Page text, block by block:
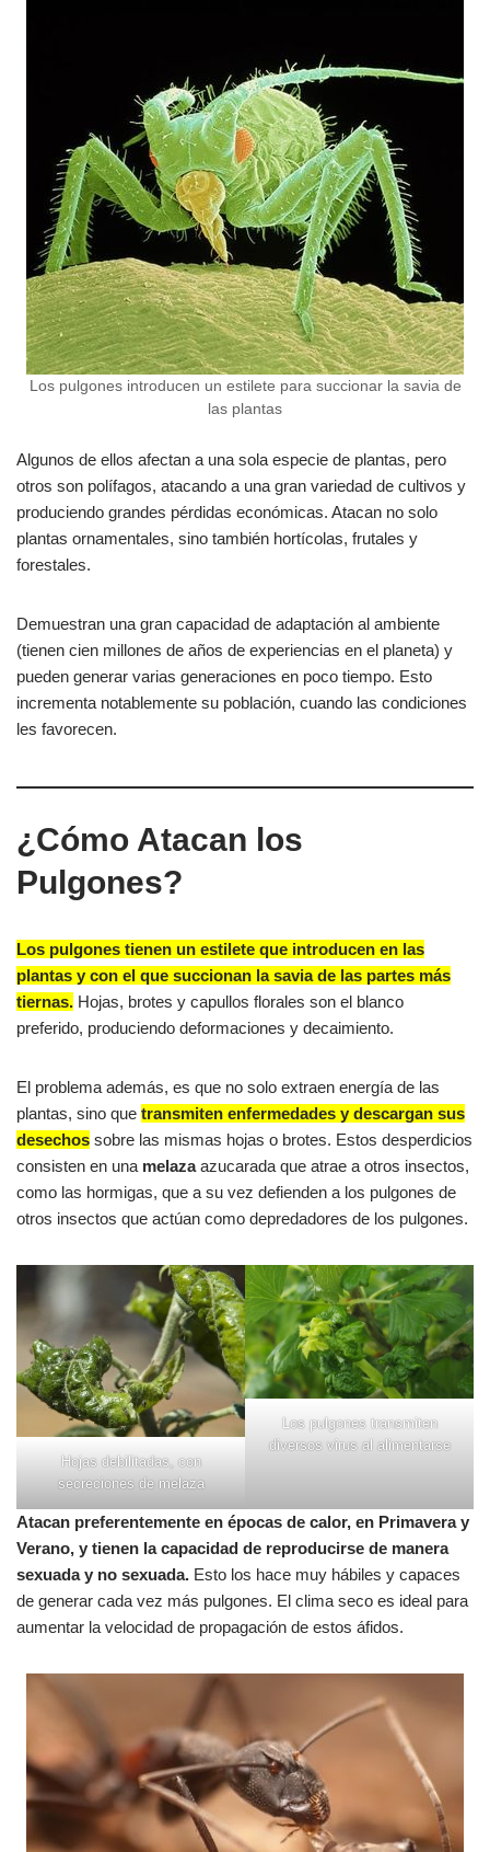
Los pulgones introducen un estilete para succionar la savia de
las plantas
Algunos de ellos afectan a una sola especie de plantas, pero
otros son polífagos, atacando a una gran variedad de cultivos y
produciendo grandes pérdidas económicas. Atacan no solo
plantas ornamentales, sino también hortícolas, frutales y
forestales.
Demuestran una gran capacidad de adaptación al ambiente
(tienen cien millones de años de experiencias en el planeta) y
pueden generar varias generaciones en poco tiempo. Esto
incrementa notablemente su población, cuando las condiciones
les favorecen.
¿Cómo Atacan los
Pulgones?
Los pulgones tienen un estilete que introducen en las
plantas y con el que succionan la savia de las partes más
tiernas. Hojas, brotes y capullos florales son el blanco
preferido, produciendo deformaciones y decaimiento.
El problema además, es que no solo extraen energía de las
plantas, sino que transmiten enfermedades y descargan sus
desechos sobre las mismas hojas o brotes. Estos desperdicios
consisten en una melazaazucarada que atrae a otros insectos,
como las hormigas, que a su vez defienden a los pulgones de
otros insectos que actúan como depredadores de los pulgones.
Hojas debilitadas, con
secreciones de melaza
Los pulgones transmiten
diversos virus al alimentarse
Atacan preferentemente en épocas de calor, en Primavera y
Verano, y tienen la capacidad de reproducirse de manera
sexuada y no sexuada. Esto los hace muy hábiles y capaces
de generar cada vez más pulgones. El clima seco es ideal para
aumentar la velocidad de propagación de estos áfidos.